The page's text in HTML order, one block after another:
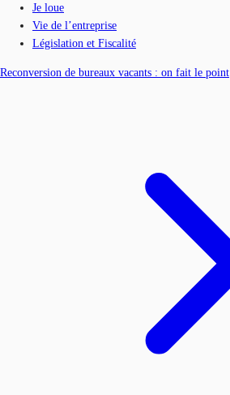
Je loue
Vie de l’entreprise
Législation et Fiscalité
Reconversion de bureaux vacants : on fait le point